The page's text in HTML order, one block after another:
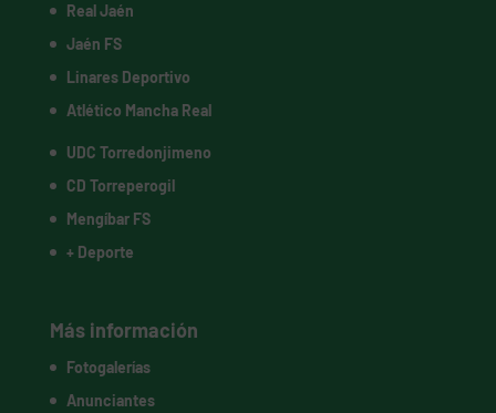
Real Jaén
Jaén FS
Linares Deportivo
Atlético Mancha Real
UDC Torredonjimeno
CD Torreperogil
Mengíbar FS
+ Deporte
Más información
Fotogalerías
Anunciantes